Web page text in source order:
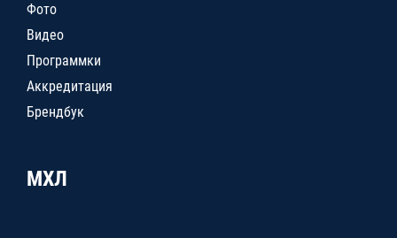
Фото
Видео
Программки
Аккредитация
Брендбук
МХЛ